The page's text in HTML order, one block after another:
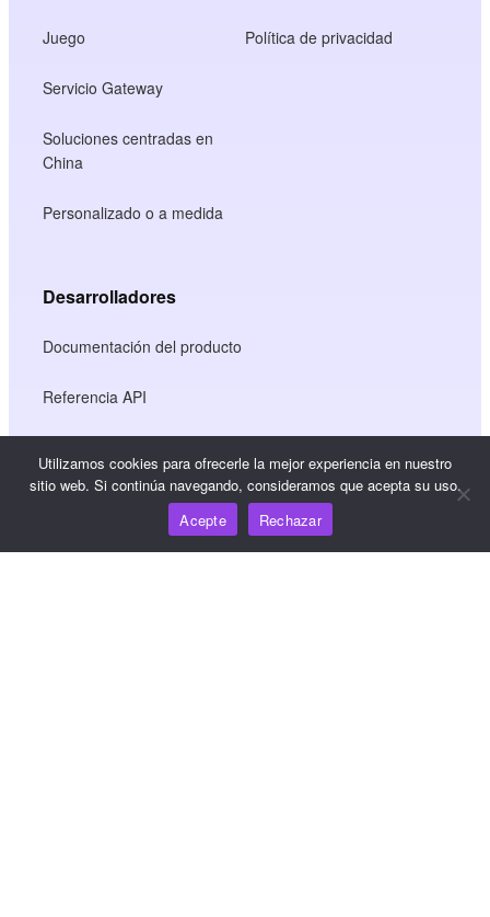
Juego
Servicio Gateway
Soluciones centradas en
China
Personalizado o a medida
Política de privacidad
Desarrolladores
Documentación del producto
Referencia API
Utilizamos cookies para ofrecerle la mejor experiencia en nuestro
sitio web. Si continúa navegando, consideramos que acepta su uso.
Acepte
Rechazar